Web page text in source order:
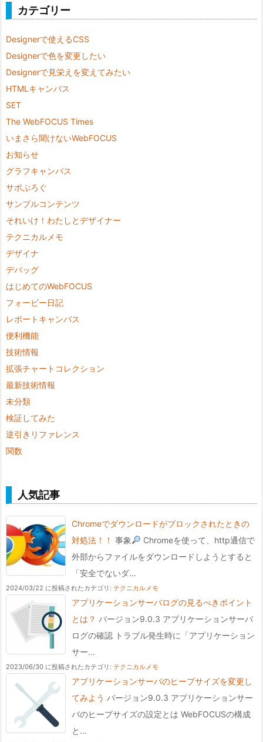
カテゴリー
Designerで使えるCSS
Designerで色を変更したい
Designerで見栄えを変えてみたい
HTMLキャンバス
SET
The WebFOCUS Times
いまさら聞けないWebFOCUS
お知らせ
グラフキャンバス
サポぶろぐ
サンプルコンテンツ
それいけ！わたしとデザイナー
テクニカルメモ
デザイナ
デバッグ
はじめてのWebFOCUS
フォービー日記
レポートキャンバス
便利機能
技術情報
拡張チャートコレクション
最新技術情報
未分類
検証してみた
逆引きリファレンス
関数
人気記事
Chromeでダウンロードがブロックされたときの
対処法！！ 事象
Chromeを使って、http通信で
外部からファイルをダウンロードしようとすると
「安全でないダ...
2024/03/22 に投稿されたカテゴリ: テクニカルメモ
アプリケーションサーバログの見るべきポイント
とは？ バージョン9.0.3 アプリケーションサーバ
ログの確認 トラブル発生時に「アプリケーション
サー...
2023/06/30 に投稿されたカテゴリ: テクニカルメモ
アプリケーションサーバのヒープサイズを変更し
てみよう バージョン9.0.3 アプリケーションサー
バのヒープサイズの設定とは WebFOCUSの構成
と...